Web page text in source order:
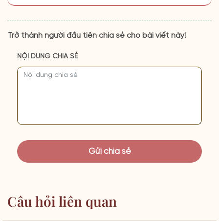
Trở thành người đầu tiên chia sẻ cho bài viết này!
NỘI DUNG CHIA SẺ
Câu hỏi liên quan